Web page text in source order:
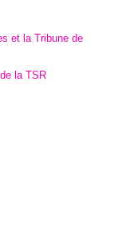
et la Tribune de
la TSR